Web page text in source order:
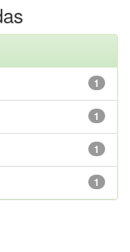
1
1
1
1